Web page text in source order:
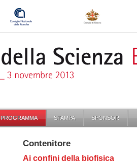
PROGRAMMA STAMPA SPONSOR
Contenitore
Ai confini della biofisica